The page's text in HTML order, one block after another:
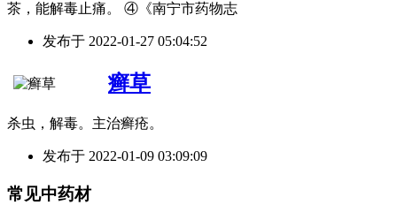
茶，能解毒止痛。 ④《南宁市药物志
发布于 2022-01-27 05:04:52
癣草
杀虫，解毒。主治癣疮。
发布于 2022-01-09 03:09:09
常见中药材